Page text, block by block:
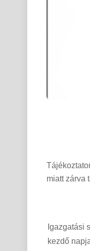
miatt zárva
Igazgatási
kezdő